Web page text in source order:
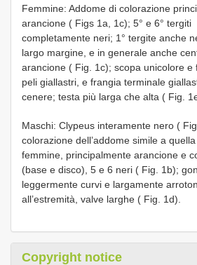
Femmine: Addome di colorazione
arancione ( Figs 1a, 1c); 5° e 6° tergiti
completamente neri; 1° tergite anche
largo margine, e in generale anche
arancione ( Fig. 1c); scopa unicolore e
peli giallastri, e frangia terminale
cenere; testa più larga che alta ( Fig.
Maschi: Clypeus interamente nero (
colorazione dell’addome simile a
femmine, principalmente arancione e
(base e disco), 5 e 6 neri ( Fig. 1b);
leggermente curvi e largamente
all’estremità, valve larghe ( Fig. 1d).
Copyright notice